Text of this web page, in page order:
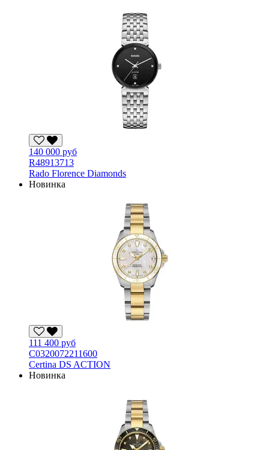
140 000 руб
R48913713
Rado Florence Diamonds
Новинка
111 400 руб
С0320072211600
Certina DS ACTION
Новинка